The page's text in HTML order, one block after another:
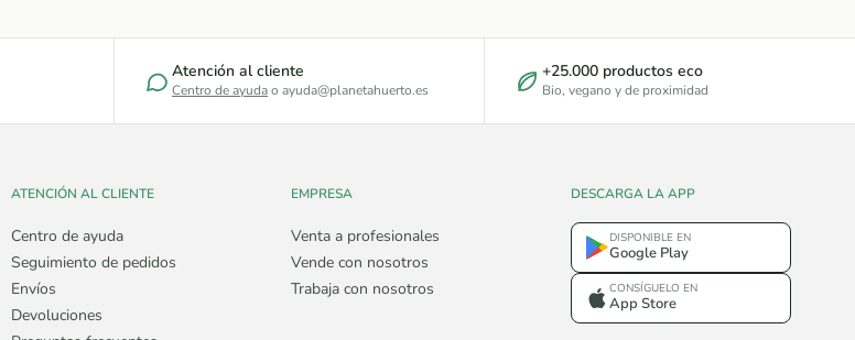
Atención al cliente
Centro de ayudao ayuda@planetahuerto.es
+25.000 productos eco
Bio, vegano y de proximidad
ATENCIÓN AL CLIENTE
Centro de ayuda
Seguimiento de pedidos
Envíos
Devoluciones
EMPRESA
Venta a profesionales
Vende con nosotros
Trabaja con nosotros
DESCARGA LA APP
DISPONIBLE EN
Google Play
CONSÍGUELO EN
App Store